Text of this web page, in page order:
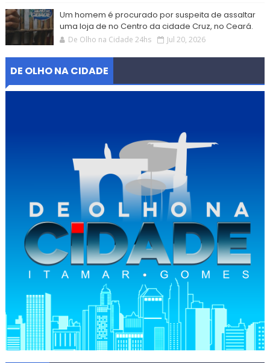
Um homem é procurado por suspeita de assaltar
uma loja de no Centro da cidade Cruz, no Ceará.
De Olho na Cidade 24hs Jul 20, 2026
DE OLHO NA CIDADE